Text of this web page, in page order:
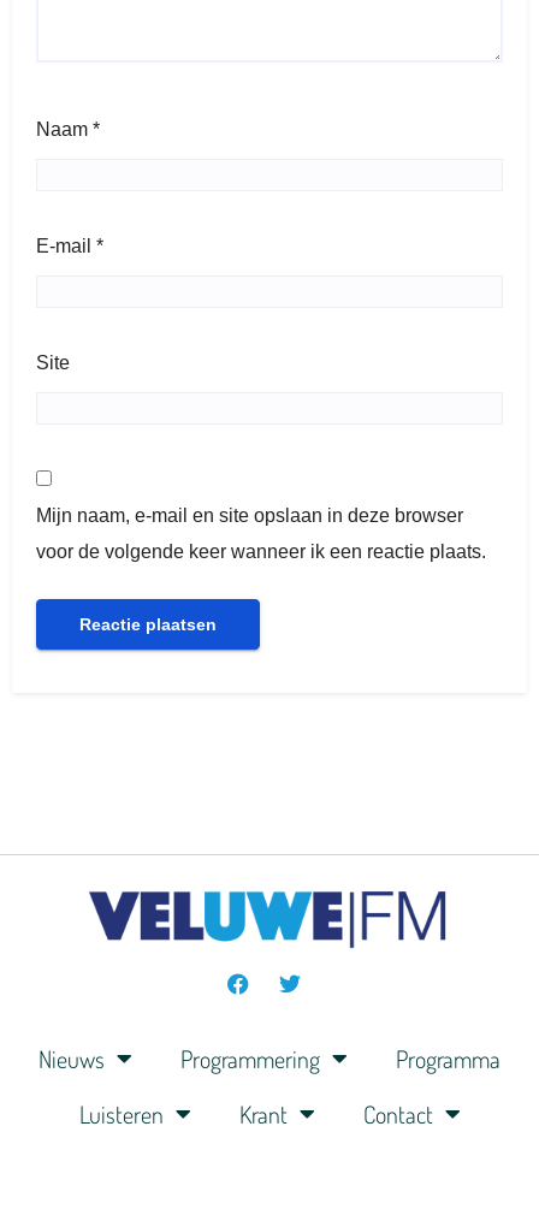
Naam *
E-mail *
Site
Mijn naam, e-mail en site opslaan in deze browser
voor de volgende keer wanneer ik een reactie plaats.
Nieuws Programmering
Programma
Luisteren
Krant Contact